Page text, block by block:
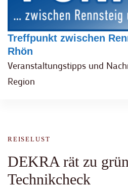
Treffpunkt zwischen
Rhön
Veranstaltungstipps und
Region
REISELUST
DEKRA rät zu
Technikcheck